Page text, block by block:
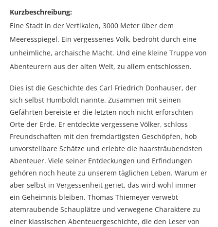
Kurzbeschreibung:
Eine Stadt in der Vertikalen, 3000 Meter über dem
Meeresspiegel. Ein vergessenes Volk, bedroht durch eine
unheimliche, archaische Macht. Und eine kleine Truppe von
Abenteurern aus der alten Welt, zu allem entschlossen.
Dies ist die Geschichte des Carl Friedrich Donhauser, der
sich selbst Humboldt nannte. Zusammen mit seinen
Gefährten bereiste er die letzten noch nicht erforschten
Orte der Erde. Er entdeckte vergessene Völker, schloss
Freundschaften mit den fremdartigsten Geschöpfen, hob
unvorstellbare Schätze und erlebte die haarsträubendsten
Abenteuer. Viele seiner Entdeckungen und Erfindungen
gehören noch heute zu unserem täglichen Leben. Warum er
aber selbst in Vergessenheit geriet, das wird wohl immer
ein Geheimnis bleiben. Thomas Thiemeyer verwebt
atemraubende Schauplätze und verwegene Charaktere zu
einer klassischen Abenteuergeschichte, die den Leser von